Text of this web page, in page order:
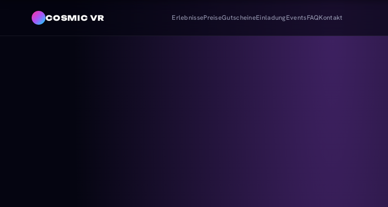
COSMIC VR ErlebnissePreiseGutscheineEinladungEventsFAQKontakt